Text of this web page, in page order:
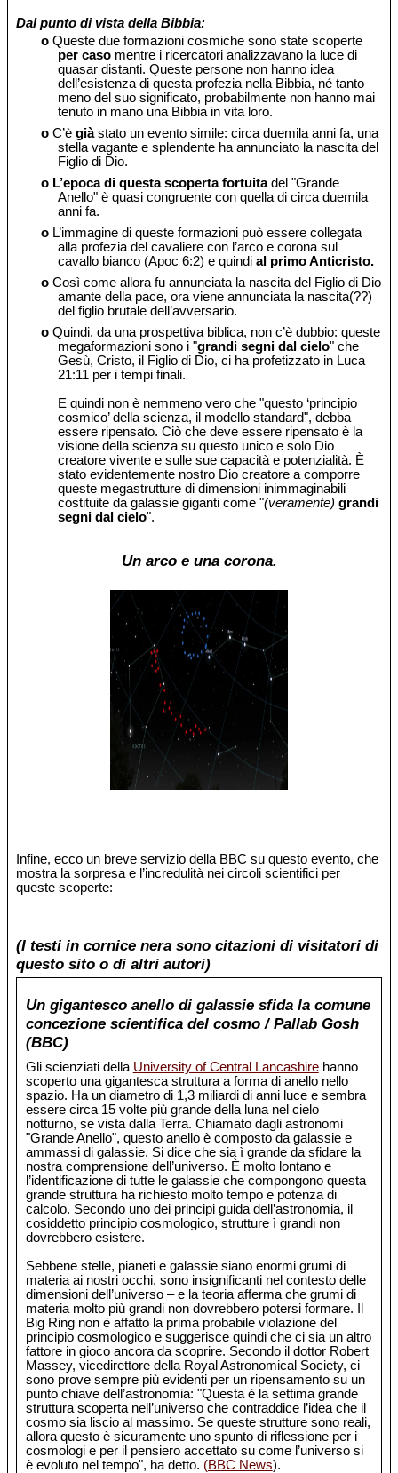
Dal punto di vista della Bibbia:
o Queste due formazioni cosmiche sono state scoperte
per caso mentre i ricercatori analizzavano la luce di
quasar distanti. Queste persone non hanno idea
dell’esistenza di questa profezia nella Bibbia, né tanto
meno del suo significato, probabilmente non hanno mai
tenuto in mano una Bibbia in vita loro.
o C’ègiàstato un evento simile: circa duemila anni fa, una
stella vagante e splendente ha annunciato la nascita del
Figlio di Dio.
o L’epoca di questa scoperta fortuitadel "Grande
Anello" è quasi congruente con quella di circa duemila
anni fa.
o L’immagine di queste formazioni può essere collegata
alla profezia del cavaliere con l’arco e corona sul
cavallo bianco (Apoc 6:2) e quindial primo Anticristo.
o Così come allora fu annunciata la nascita del Figlio di Dio
amante della pace, ora viene annunciata la nascita(??)
del figlio brutale dell’avversario.
o Quindi, da una prospettiva biblica, non c’è dubbio: queste
megaformazioni sono i "grandi segni dal cielo" che
Gesù, Cristo, il Figlio di Dio, ci ha profetizzato in Luca
21:11 per i tempi finali.
E quindi non è nemmeno vero che "questo ‘principio
cosmico’ della scienza, il modello standard", debba
essere ripensato. Ciò che deve essere ripensato è la
visione della scienza su questo unico e solo Dio
creatore vivente e sulle sue capacità e potenzialità. È
stato evidentemente nostro Dio creatore a comporre
queste megastrutture di dimensioni inimmaginabili
costituite da galassie giganti come "(veramente)grandi
segni dal cielo".
Un arco e una corona.
Infine, ecco un breve servizio della BBC su questo evento, che
mostra la sorpresa e l’incredulità nei circoli scientifici per
queste scoperte:
(I testi in cornice nera sono citazioni di visitatori di
questo sito o di altri autori)
Un gigantesco anello di galassie sfida la comune
concezione scientifica del cosmo / Pallab Gosh
(BBC)
Gli scienziati della University of Central Lancashirehanno
scoperto una gigantesca struttura a forma di anello nello
spazio. Ha un diametro di 1,3 miliardi di anni luce e sembra
essere circa 15 volte più grande della luna nel cielo
notturno, se vista dalla Terra. Chiamato dagli astronomi
"Grande Anello", questo anello è composto da galassie e
ammassi di galassie. Si dice che sia ì grande da sfidare la
nostra comprensione dell’universo. È molto lontano e
l’identificazione di tutte le galassie che compongono questa
grande struttura ha richiesto molto tempo e potenza di
calcolo. Secondo uno dei principi guida dell’astronomia, il
cosiddetto principio cosmologico, strutture ì grandi non
dovrebbero esistere.
Sebbene stelle, pianeti e galassie siano enormi grumi di
materia ai nostri occhi, sono insignificanti nel contesto delle
dimensioni dell’universo – e la teoria afferma che grumi di
materia molto più grandi non dovrebbero potersi formare. Il
Big Ring non è affatto la prima probabile violazione del
principio cosmologico e suggerisce quindi che ci sia un altro
fattore in gioco ancora da scoprire. Secondo il dottor Robert
Massey, vicedirettore della Royal Astronomical Society, ci
sono prove sempre più evidenti per un ripensamento su un
punto chiave dell’astronomia: "Questa è la settima grande
struttura scoperta nell’universo che contraddice l’idea che il
cosmo sia liscio al massimo. Se queste strutture sono reali,
allora questo è sicuramente uno spunto di riflessione per i
cosmologi e per il pensiero accettato su come l’universo si
è evoluto nel tempo", ha detto. (BBC News).